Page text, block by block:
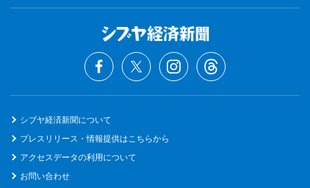
シブヤ経済新聞について
プレスリリース・情報提供はこちらから
アクセスデータの利用について
お問い合わせ